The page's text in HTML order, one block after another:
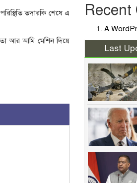
তদারকি শেষে এ
তো আর আমি মেশিন দিয়ে
Recent
A
Last